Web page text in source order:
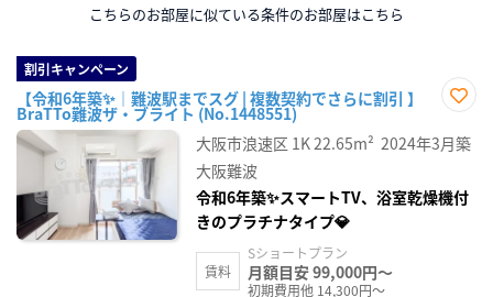
こちらのお部屋に似ている条件のお部屋はこちら
割引キャンペーン
【令和6年築✨｜難波駅までスグ | 複数契約でさらに割引 】
BraTTo難波ザ・ブライト (No.1448551)
に入
り登
大阪市浪速区 1K22.65m² 2024年3月築
大阪難波
令和6年築✨スマートTV、浴室乾燥機付
きのプラチナタイプ💎
賃料
Sショートプラン
月額目安 99,000円～
初期費用他 14,300円～